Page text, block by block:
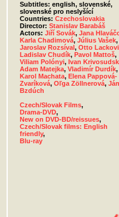
Subtitles: english, slovenské,
slovenské pro neslyšící
Countries: Czechoslovakia
Director: Stanislav Barabáš
Actors: Jiří Sovák, Jana
Karla Chadimová, Július Vašek,
Jaroslav Rozsíval, Otto
Ladislav Chudík, Pavol Mattoš,
Viliam Polónyi, Ivan
Adam Matejka, Vladimír Durdík,
Karol Machata, Elena Pappová-
Zvaríková, Oľga Zöllnerová, Ján
Bzdúch
Czech/Slovak Films,
Drama-DVD,
New on DVD-BD/reissues,
Czech/Slovak films: English
friendly,
Blu-ray